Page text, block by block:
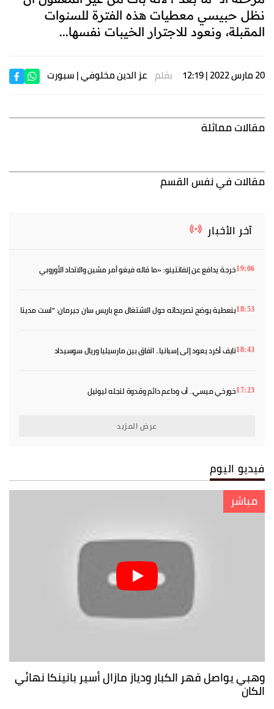
نظل حبيسي معطيات هذه الفترة للسنوات
المقبلة، ونعود للاجترار الخيبات نفسها...
20 مارس 2022 | 12:19 بقلم عز الدين مخلوفي| سبورت
مقالات مماثلة
مقالات في نفس القسم
آخر الأخبار
19:06خرجة يدافع عن إنفانتينو: «ما قاله فيغو أمر مشين والاتحاد الأوروبي
18:53بنعطية يوضح تصريحاته حول الاشتغال مع باريس سان جيرمان: "لست مدينا
18:43نايف أكرد يعود إلى إسبانيا.. اتفاق بين مارسيليا وريال سوسيداد
17:23خورخي ميسي.. أب وداعم دائم وقدوة لنجله ليونيل
عرض المزيد
فيديو اليوم
مباشر
وهبي يواصل قهر الكبار ودياز مازال أسير بانينكا نهائي
الكان